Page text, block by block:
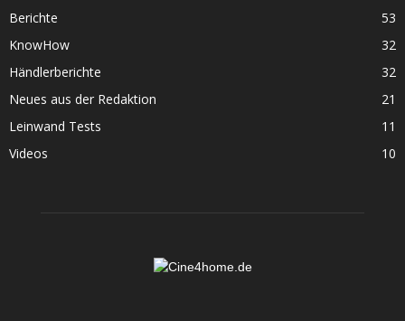
Berichte
53
KnowHow
32
Händlerberichte
32
Neues aus der Redaktion
21
Leinwand Tests
11
Videos
10